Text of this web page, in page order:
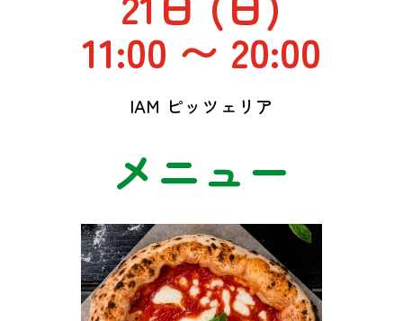
11:00 〜 20:00
IAM ピッツェリア
メニュー